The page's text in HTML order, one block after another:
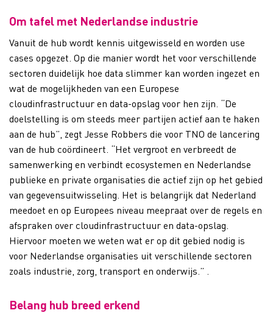
Om tafel met Nederlandse industrie
Vanuit de hub wordt kennis uitgewisseld en worden use
cases opgezet. Op die manier wordt het voor verschillende
sectoren duidelijk hoe data slimmer kan worden ingezet en
wat de mogelijkheden van een Europese
cloudinfrastructuur en data-opslag voor hen zijn. “De
doelstelling is om steeds meer partijen actief aan te haken
aan de hub”, zegt Jesse Robbers die voor TNO de lancering
van de hub coördineert. “Het vergroot en verbreedt de
samenwerking en verbindt ecosystemen en Nederlandse
publieke en private organisaties die actief zijn op het gebied
van gegevensuitwisseling. Het is belangrijk dat Nederland
meedoet en op Europees niveau meepraat over de regels en
afspraken over cloudinfrastructuur en data-opslag.
Hiervoor moeten we weten wat er op dit gebied nodig is
voor Nederlandse organisaties uit verschillende sectoren
zoals industrie, zorg, transport en onderwijs.” .
Belang hub breed erkend